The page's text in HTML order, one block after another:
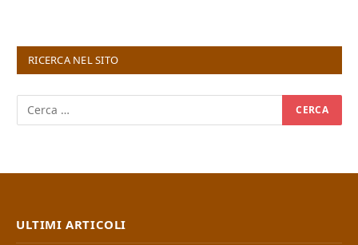
RICERCA NEL SITO
ULTIMI ARTICOLI